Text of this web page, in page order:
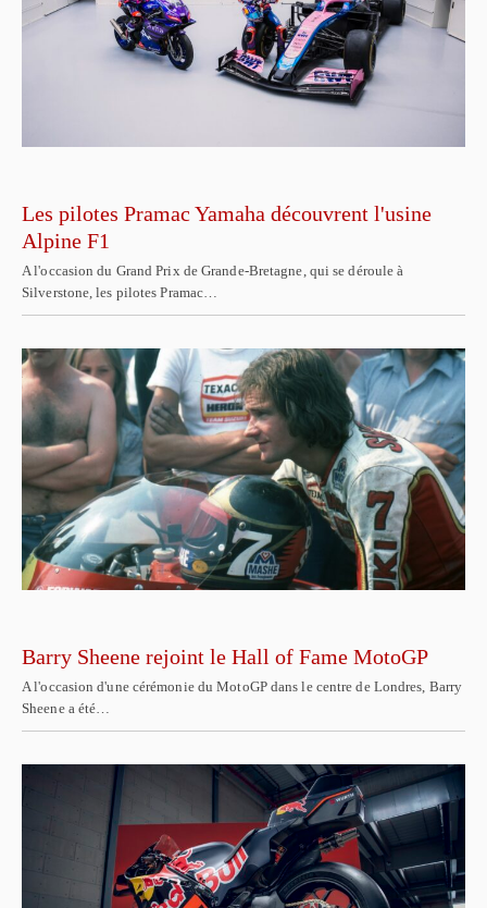
Les pilotes Pramac Yamaha découvrent l'usine
Alpine F1
A l'occasion du Grand Prix de Grande-Bretagne, qui se déroule à
Silverstone, les pilotes Pramac…
Barry Sheene rejoint le Hall of Fame MotoGP
A l'occasion d'une cérémonie du MotoGP dans le centre de Londres, Barry
Sheene a été…